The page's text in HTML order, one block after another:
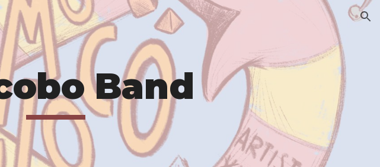
Skip to navigation
Band